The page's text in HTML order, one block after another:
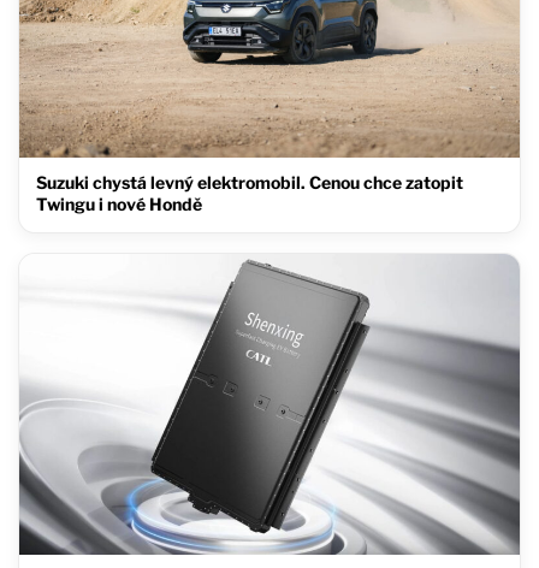
Suzuki chystá levný elektromobil. Cenou chce zatopit
Twingu i nové Hondě